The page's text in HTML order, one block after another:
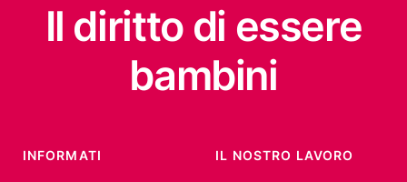
Il diritto di essere
bambini
INFORMATI IL NOSTRO LAVORO